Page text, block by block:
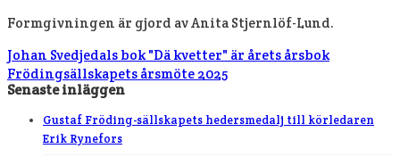
Formgivningen är gjord av Anita Stjernlöf-Lund.
Johan Svedjedals bok "Dä kvetter" är årets årsbok
Frödingsällskapets årsmöte 2025
Senaste inläggen
Gustaf Fröding-sällskapets hedersmedalj till körledaren
Erik Rynefors